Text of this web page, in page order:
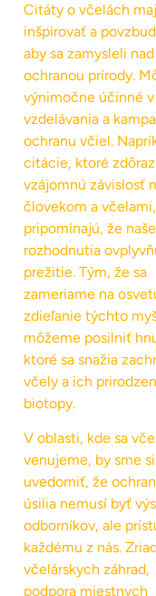
Citáty o včelách
inšpirovať a
aby sa zamysleli nad
ochranou prírody.
výnimočne účinné
vzdelávania a
ochranu včiel.
citácie, ktoré
vzájomnú závislosť
človekom a
pripomínajú, že naše
rozhodnutia
prežitie. Tým, že sa
zameriame na
zdieľanie týchto
môžeme posilniť
ktoré sa snažia
včely a ich
biotopy.
V oblasti, kde sa
venujeme, by sme
uvedomiť, že
úsilia nemusí byť
odborníkov, ale
každému z nás.
včelárskych záhrad,
podpora miestnych